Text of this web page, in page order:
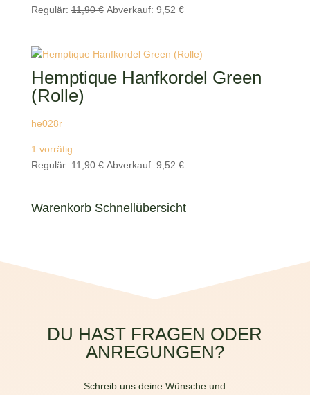
Regulär: 11,90€ Ursprünglicher
11,90 €
Abverkauf: 9,52 €Aktueller
9,52 €.
Hemptique Hanfkordel Green
(Rolle)
he028r
1 vorrätig
Regulär: 11,90€ Ursprünglicher
11,90 €
Abverkauf: 9,52 €Aktueller
9,52 €.
Warenkorb Schnellübersicht
DU HAST FRAGEN ODER
ANREGUNGEN?
Schreib uns deine Wünsche und